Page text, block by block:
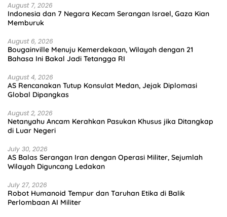
August 7, 2026
Indonesia dan 7 Negara Kecam Serangan Israel, Gaza Kian
Memburuk
August 6, 2026
Bougainville Menuju Kemerdekaan, Wilayah dengan 21
Bahasa Ini Bakal Jadi Tetangga RI
August 4, 2026
AS Rencanakan Tutup Konsulat Medan, Jejak Diplomasi
Global Dipangkas
August 2, 2026
Netanyahu Ancam Kerahkan Pasukan Khusus jika Ditangkap
di Luar Negeri
July 30, 2026
AS Balas Serangan Iran dengan Operasi Militer, Sejumlah
Wilayah Diguncang Ledakan
July 27, 2026
Robot Humanoid Tempur dan Taruhan Etika di Balik
Perlombaan AI Militer